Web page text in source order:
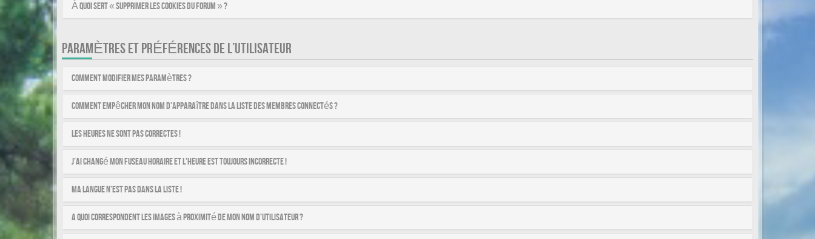
À quoi sert « Supprimer les cookies du forum » ?
PARAMÈTRES ET PRÉFÉRENCES DE L’UTILISATEUR
Comment modifier mes paramètres ?
Comment empêcher mon nom d’apparaître dans la liste des membres connectés ?
Les heures ne sont pas correctes !
J’ai changé mon fuseau horaire et l’heure est toujours incorrecte !
Ma langue n’est pas dans la liste !
A quoi correspondent les images à proximité de mon nom d’utilisateur ?